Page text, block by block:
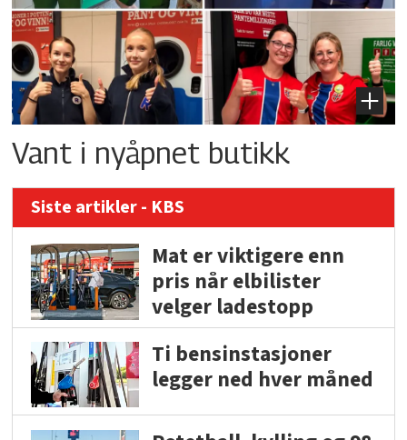
Vant i nyåpnet butikk
Siste artikler - KBS
Mat er viktigere enn
pris når elbilister
velger ladestopp
Ti bensinstasjoner
legger ned hver måned